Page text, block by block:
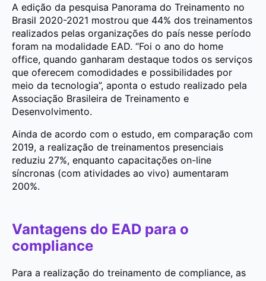
A edição da pesquisa Panorama do Treinamento no
Brasil 2020-2021 mostrou que 44% dos treinamentos
realizados pelas organizações do país nesse período
foram na modalidade EAD. “Foi o ano do home
office, quando ganharam destaque todos os serviços
que oferecem comodidades e possibilidades por
meio da tecnologia”, aponta o estudo realizado pela
Associação Brasileira de Treinamento e
Desenvolvimento.
Ainda de acordo com o estudo, em comparação com
2019, a realização de treinamentos presenciais
reduziu 27%, enquanto capacitações on-line
síncronas (com atividades ao vivo) aumentaram
200%.
Vantagens do EAD para o
compliance
Para a realização do treinamento de compliance, as